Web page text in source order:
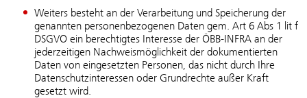
Weiters besteht an der Verarbeitung und Speicherung der
genannten personenbezogenen Daten gem. Art 6 Abs 1 lit f
DSGVO ein berechtigtes Interesse der ÖBB-INFRA an der
jederzeitigen Nachweismöglichkeit der dokumentierten
Daten von eingesetzten Personen, das nicht durch Ihre
Datenschutzinteressen oder Grundrechte außer Kraft
gesetzt wird.